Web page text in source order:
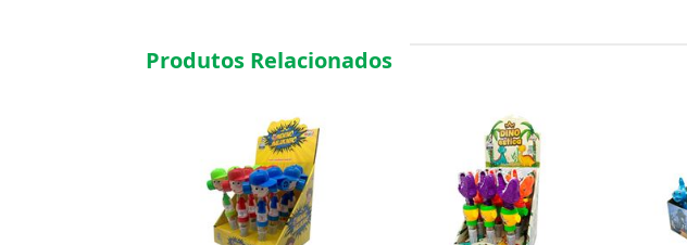
Produtos Relacionados